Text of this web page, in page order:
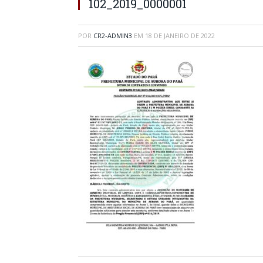
102_2019_0000001
POR CR2-ADMIN3 EM 18 DE JANEIRO DE 2022